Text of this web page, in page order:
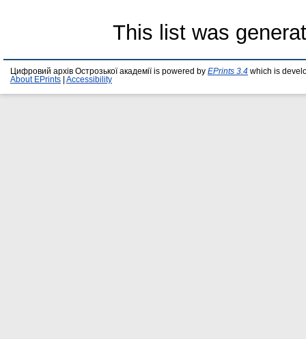
This list was
Цифровий архів Острозької академії is powered by EPrints 3.4 which is
About EPrints
Accessibility